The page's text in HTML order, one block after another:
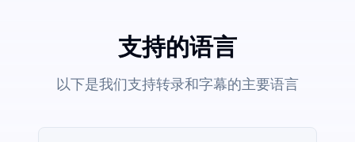
支持的语言
以下是我们支持转录和字幕的主要语言